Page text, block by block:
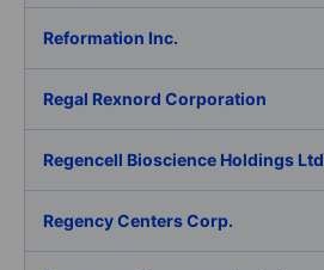
Reformation Inc.
Regal Rexnord Corporation
Regencell Bioscience Holdings Ltd
Regency Centers Corp.